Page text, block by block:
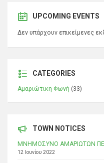
UPCOMING EVENTS
Δεν υπάρχουν επικείμενες
CATEGORIES
Αμαριώτικη Φωνή (33)
TOWN NOTICES
ΜΝΗΜΟΣΥΝΟ ΑΜΑΡΙΩΤΩΝ
12 Ιουνίου 2022